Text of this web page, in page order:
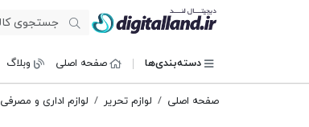
دسته‌بندی‌ها صفحه اصلی وبلاگ
صفحه اصلی لوازم تحریر لوازم اداری و مصرفی